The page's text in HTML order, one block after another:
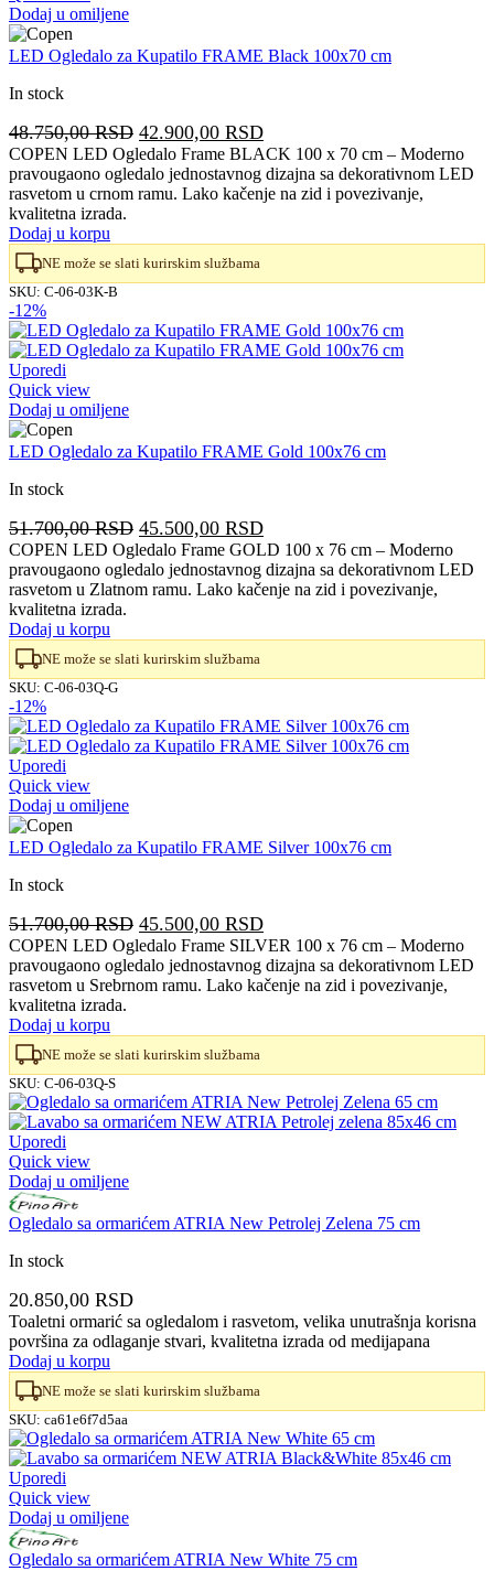
Dodaj u omiljene
LED Ogledalo za Kupatilo FRAME Black 100x70 cm
In stock
48.750,00RSD Originalna
cena
je
bila:
42.900,00 RSDTrenutna
cena
je:
42.900,00 RSD.
COPEN LED Ogledalo Frame BLACK 100 x 70 cm – Moderno
pravougaono ogledalo jednostavnog dizajna sa dekorativnom LED
rasvetom u crnom ramu. Lako kačenje na zid i povezivanje,
kvalitetna izrada.
Dodaj u korpu
NE može se slati kurirskim službama
SKU: C-06-03K-B
-12%
Uporedi
Quick view
Dodaj u omiljene
LED Ogledalo za Kupatilo FRAME Gold 100x76 cm
In stock
51.700,00RSD Originalna
cena
je
bila:
45.500,00 RSDTrenutna
cena
je:
45.500,00 RSD.
COPEN LED Ogledalo Frame GOLD 100 x 76 cm – Moderno
pravougaono ogledalo jednostavnog dizajna sa dekorativnom LED
rasvetom u Zlatnom ramu. Lako kačenje na zid i povezivanje,
kvalitetna izrada.
Dodaj u korpu
NE može se slati kurirskim službama
SKU: C-06-03Q-G
-12%
Uporedi
Quick view
Dodaj u omiljene
LED Ogledalo za Kupatilo FRAME Silver 100x76 cm
In stock
51.700,00RSD Originalna
cena
je
bila:
45.500,00 RSDTrenutna
cena
je:
45.500,00 RSD.
COPEN LED Ogledalo Frame SILVER 100 x 76 cm – Moderno
pravougaono ogledalo jednostavnog dizajna sa dekorativnom LED
rasvetom u Srebrnom ramu. Lako kačenje na zid i povezivanje,
kvalitetna izrada.
Dodaj u korpu
NE može se slati kurirskim službama
SKU: C-06-03Q-S
Uporedi
Quick view
Dodaj u omiljene
Ogledalo sa ormarićem ATRIA New Petrolej Zelena 75 cm
In stock
20.850,00 RSD
Toaletni ormarić sa ogledalom i rasvetom, velika unutrašnja korisna
površina za odlaganje stvari, kvalitetna izrada od medijapana
Dodaj u korpu
NE može se slati kurirskim službama
SKU: ca61e6f7d5aa
Uporedi
Quick view
Dodaj u omiljene
Ogledalo sa ormarićem ATRIA New White 75 cm